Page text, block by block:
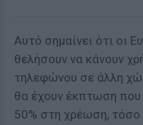
Αυτό σημαίνει ότι οι
θελήσουν να κάνουν
τηλεφώνου σε άλλη
θα έχουν έκπτωση που
50% στη χρέωση, τόσο